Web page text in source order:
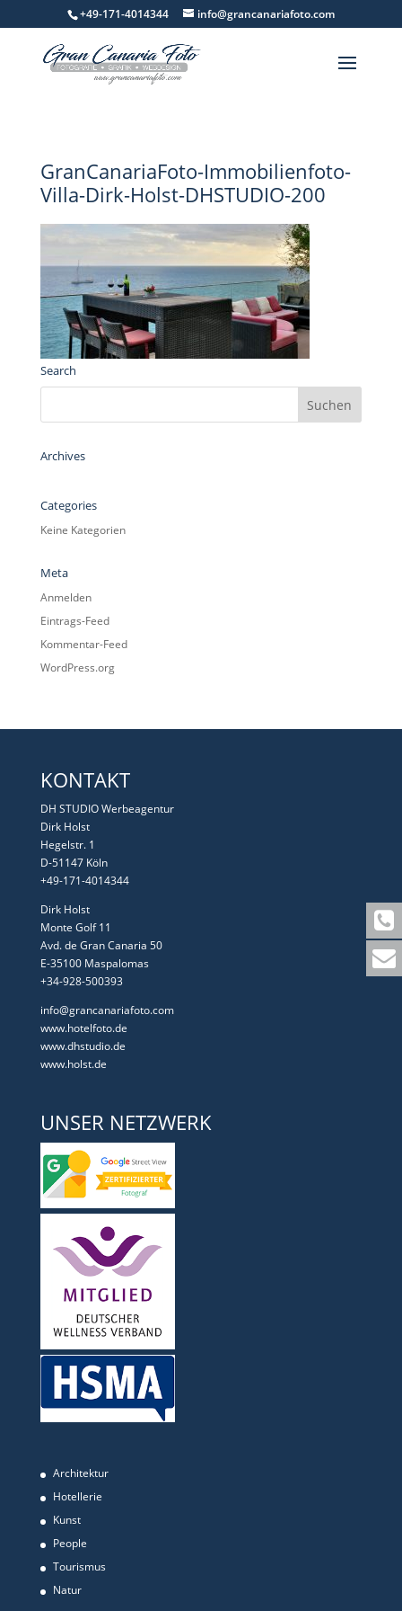
+49-171-4014344 info@grancanariafoto.com
GranCanariaFoto-Immobilienfoto-
Villa-Dirk-Holst-DHSTUDIO-200
Search
Archives
Categories
Keine Kategorien
Meta
Anmelden
Eintrags-Feed
Kommentar-Feed
WordPress.org
KONTAKT
DH STUDIO Werbeagentur
Dirk Holst
Hegelstr. 1
D-51147 Köln
+49-171-4014344
Dirk Holst
Monte Golf 11
Avd. de Gran Canaria 50
E-35100 Maspalomas
+34-928-500393
info@grancanariafoto.com
www.hotelfoto.de
www.dhstudio.de
www.holst.de
UNSER NETZWERK
Architektur
Hotellerie
Kunst
People
Tourismus
Natur